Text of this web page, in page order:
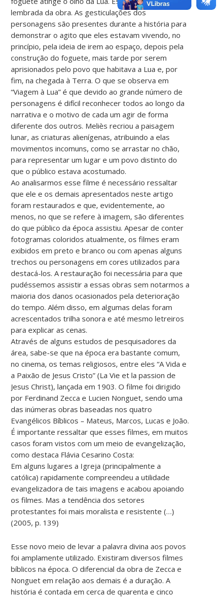
lembrada da obra. As gesticulações dos
personagens são presentes durante a história para
demonstrar o agito que eles estavam vivendo, no
princípio, pela ideia de irem ao espaço, depois pela
construção do foguete, mais tarde por serem
aprisionados pelo povo que habitava a Lua e, por
fim, na chegada à Terra. O que se observa em
“Viagem à Lua” é que devido ao grande número de
personagens é difícil reconhecer todos ao longo da
narrativa e o motivo de cada um agir de forma
diferente dos outros. Meliès recriou a paisagem
lunar, as criaturas alienígenas, atribuindo a elas
movimentos incomuns, como se arrastar no chão,
para representar um lugar e um povo distinto do
que o público estava acostumado.
Ao analisarmos esse filme é necessário ressaltar
que ele e os demais apresentados neste artigo
foram restaurados e que, evidentemente, ao
menos, no que se refere à imagem, são diferentes
do que público da época assistiu. Apesar de conter
fotogramas coloridos atualmente, os filmes eram
exibidos em preto e branco ou com apenas alguns
trechos ou personagens em cores utilizados para
destacá-los. A restauração foi necessária para que
pudéssemos assistir a essas obras sem notarmos a
maioria dos danos ocasionados pela deterioração
do tempo. Além disso, em algumas delas foram
acrescentados trilha sonora e até mesmo letreiros
para explicar as cenas.
Através de alguns estudos de pesquisadores da
área, sabe-se que na época era bastante comum,
no cinema, os temas religiosos, entre eles “A Vida e
a Paixão de Jesus Cristo” (La Vie et la passion de
Jesus Christ), lançada em 1903. O filme foi dirigido
por Ferdinand Zecca e Lucien Nonguet, sendo uma
das inúmeras obras baseadas nos quatro
Evangélicos Bíblicos – Mateus, Marcos, Lucas e João.
É importante ressaltar que esses filmes, em muitos
casos foram vistos com um meio de evangelização,
como destaca Flávia Cesarino Costa:
Em alguns lugares a Igreja (principalmente a
católica) rapidamente compreendeu a utilidade
evangelizadora de tais imagens e acabou apoiando
os filmes. Mas a tendência dos setores
protestantes foi mais moralista e resistente (…)
(2005, p. 139)
Esse novo meio de levar a palavra divina aos povos
foi amplamente utilizado. Existiram diversos filmes
bíblicos na época. O diferencial da obra de Zecca e
Nonguet em relação aos demais é a duração. A
história é contada em cerca de quarenta e cinco